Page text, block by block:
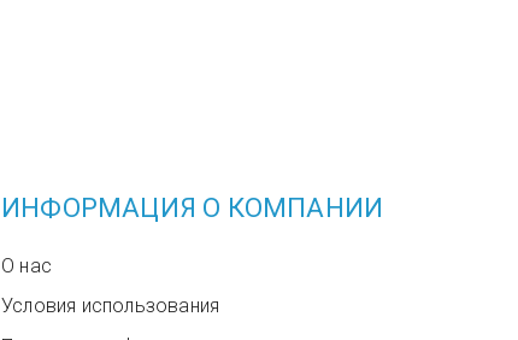
ИНФОРМАЦИЯ О КОМПАНИИ
О нас
Условия использования